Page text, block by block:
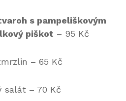
s pampeliškovým
piškot – 95 Kč
– 65 Kč
salát – 70 Kč